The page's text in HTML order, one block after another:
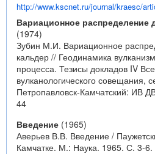
http://www.kscnet.ru/journal/kraesc/
Вариационное распределение
(1974)
Зубин М.И. Вариационное
кальдер // Геодинамика
процесса. Тезисы докладов IV
вулканологического совещания,
Петропавловск-Камчатский: ИВ
44
Введение (1965)
Аверьев В.В. Введение /
Камчатке. М.: Наука. 1965. С. 3-6.